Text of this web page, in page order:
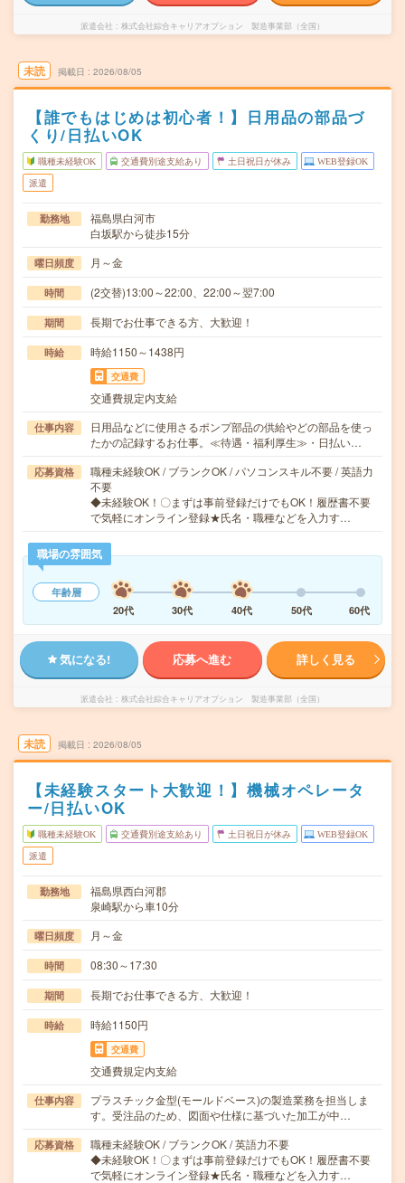
派遣会社 株式会社綜合キャリアオプション 製造事業部（全国）
未読 掲載日 2026/08/05
【誰でもはじめは初心者！】日用品の部品づ
くり/日払いOK
職種未経験OK 交通費別途支給あり 土日祝日が休み WEB登録OK
派遣
勤務地
福島県白河市
白坂駅から徒歩15分
曜日頻度 月～金
時間 (2交替)13:00～22:00、22:00～翌7:00
期間 長期でお仕事できる方、大歓迎！
時給 時給1150～1438円
交通費
交通費規定内支給
仕事内容
日用品などに使用さるポンプ部品の供給やどの部品を使っ
たかの記録するお仕事。≪待遇・福利厚生≫・日払い…
応募資格
職種未経験OK / ブランクOK / パソコンスキル不要 / 英語力
不要
◆未経験OK！〇まずは事前登録だけでもOK！履歴書不要
で気軽にオンライン登録★氏名・職種などを入力す…
職場の雰囲気
年齢層
20代
30代 40代 50代 60代
気になる! 応募へ進む 詳しく見る
派遣会社 株式会社綜合キャリアオプション 製造事業部（全国）
未読 掲載日 2026/08/05
【未経験スタート大歓迎！】機械オペレータ
ー/日払いOK
職種未経験OK 交通費別途支給あり 土日祝日が休み WEB登録OK
派遣
勤務地
福島県西白河郡
泉崎駅から車10分
曜日頻度 月～金
時間 08:30～17:30
期間 長期でお仕事できる方、大歓迎！
時給 時給1150円
交通費
交通費規定内支給
仕事内容
プラスチック金型(モールドベース)の製造業務を担当しま
す。受注品のため、図面や仕様に基づいた加工が中…
応募資格
職種未経験OK / ブランクOK / 英語力不要
◆未経験OK！〇まずは事前登録だけでもOK！履歴書不要
で気軽にオンライン登録★氏名・職種などを入力す…